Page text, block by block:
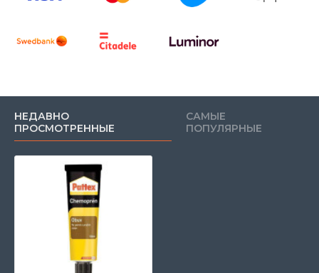
НЕДАВНО
ПРОСМОТРЕННЫЕ
САМЫЕ
ПОПУЛЯРНЫЕ